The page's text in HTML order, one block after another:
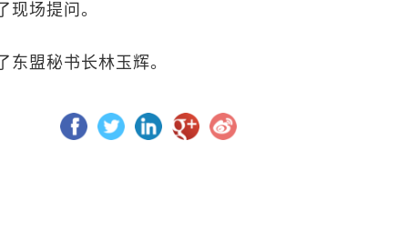
现场提问。
东盟秘书长林玉辉。